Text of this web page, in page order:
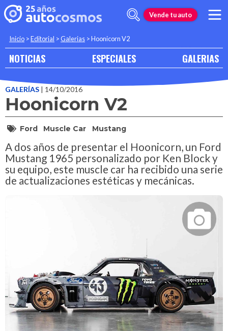
Vende tu auto
Inicio >Editorial >Galerias >Hoonicorn V2
NOTICIAS ESPECIALES GALERIAS
GALERÍAS | 14/10/2016
Hoonicorn V2
Ford Muscle Car Mustang
A dos años de presentar el Hoonicorn, un Ford
Mustang 1965 personalizado por Ken Block y
su equipo, este muscle car ha recibido una serie
de actualizaciones estéticas y mecánicas.